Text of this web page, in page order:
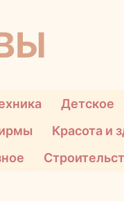
Детское
Красота и